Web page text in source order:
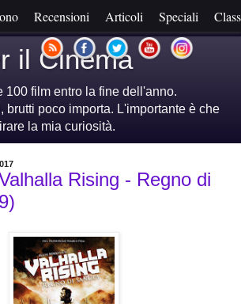
Recensioni Articoli Speciali
il Cinema
100 film entro la fine dell'anno.
brutti poco importa. L'importante è che
la mia curiosità.
Rising - Regno di